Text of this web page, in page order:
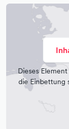
ob Sie nach
Lernspielen
Spielzeug-
umfasst
niedlichen
Doch wir bieten
Produkten.
kompetente
für Sie da, um
der Auswahl
Dieses
die Einbettung